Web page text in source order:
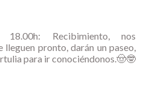
Recibimiento, nos
lleguen pronto, darán un paseo,
para ir conociéndonos.🤠🤓